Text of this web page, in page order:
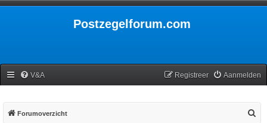
Postzegelforum.com
V&A Aanmelden
Registreer
Forumoverzicht